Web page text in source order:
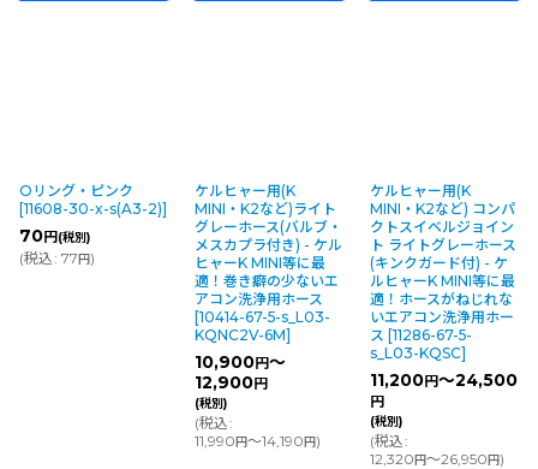
Oリング・ピンク
[11608-30-x-s(A3-2)]
70円(税別)
(税込: 77円)
ケルヒャー用(K
MINI・K2など)ライト
グレーホース(バルブ・
メスカプラ付き) - ケル
ヒャーK MINI等に最
適！巻き癖の少ないエ
アコン洗浄用ホース
[10414-67-5-s_L03-
KQNC2V-6M]
10,900円～
12,900円
(税別)
(税込:
11,990円～14,190円)
ケルヒャー用(K
MINI・K2など) コンパ
クトスイベルジョイン
ト ライトグレーホース
(キンクガード付) - ケ
ルヒャーK MINI等に最
適！ホースがねじれな
いエアコン洗浄用ホー
ス [11286-67-5-
s_L03-KQSC]
11,200円～24,500
円
(税別)
(税込:
12,320円～26,950円)